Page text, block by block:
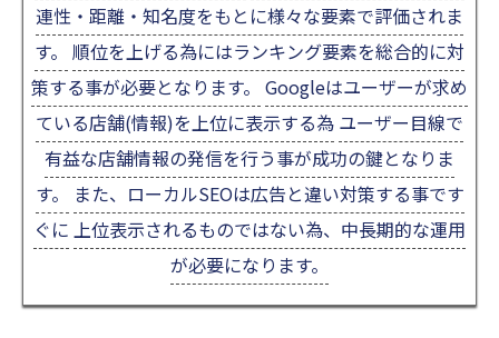
連性・距離・知名度をもとに様々な要素で評価されま
す。 順位を上げる為にはランキング要素を総合的に対
策する事が必要となります。 Googleはユーザーが求め
ている店舗(情報)を上位に表示する為 ユーザー目線で
有益な店舗情報の発信を行う事が成功の鍵となりま
す。
また、ローカルSEOは広告と違い対策する事です
ぐに 上位表示されるものではない為、中長期的な運用
が必要になります。